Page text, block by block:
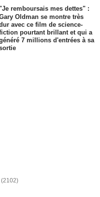
remboursais mes dettes" :
Oldman se montre très
avec ce film de science-
pourtant brillant et qui a
7 millions d'entrées à sa
(2102)